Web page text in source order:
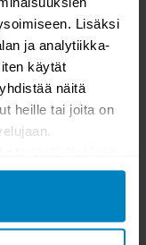
Lisäksi
ja analytiikka-
käytät
näitä
heille tai joita on
90x200